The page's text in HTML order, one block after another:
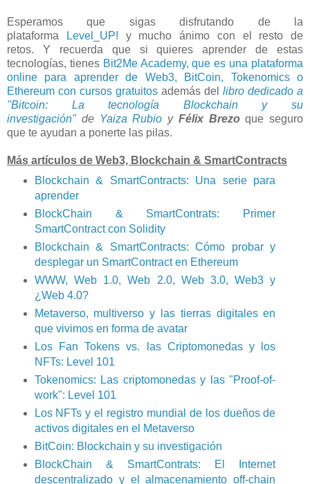
Esperamos que sigas disfrutando de la
plataforma
Level_UP! y mucho ánimo con el resto de
retos. Y recuerda que si quieres aprender de estas
tecnologías, tienes Bit2Me Academy, que es una plataforma
online para aprender de Web3, BitCoin, Tokenomics o
Ethereum con cursos gratuitos además del libro dedicado a
"Bitcoin: La tecnología Blockchain y su
investigación"de Yaiza Rubio y Félix Brezo que seguro
que te ayudan a ponerte las pilas.
Más artículos de Web3, Blockchain & SmartContracts
Blockchain & SmartContracts: Una serie para
aprender
BlockChain & SmartContrats: Primer
SmartContract con Solidity
Blockchain & SmartContracts: Cómo probar y
desplegar un SmartContract en Ethereum
WWW, Web 1.0, Web 2.0, Web 3.0, Web3 y
¿Web 4.0?
Metaverso, multiverso y las tierras digitales en
que vivimos en forma de avatar
Los Fan Tokens vs. las Criptomonedas y los
NFTs: Level 101
Tokenomics: Las criptomonedas y las "Proof-of-
work": Level 101
Los NFTs y el registro mundial de los dueños de
activos digitales en el Metaverso
BitCoin: Blockchain y su investigación
BlockChain & SmartContrats: El Internet
descentralizado y el almacenamiento off-chain